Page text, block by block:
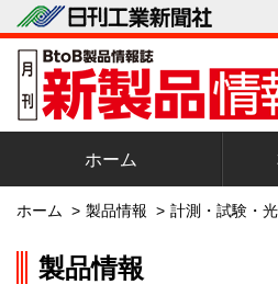
ホーム
ホーム > 製品情報 > 計測・試験・
製品情報